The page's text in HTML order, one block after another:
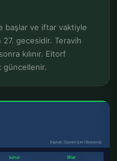
başlar ve iftar vaktiyle
27. gecesidir. Teravih
kılınır. Eitorf
güncellenir.